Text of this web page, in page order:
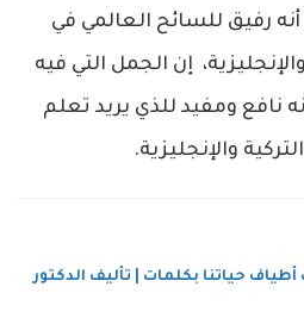
أنه رفيق للسائح العالمي في
إن الجمل التي فيه
نافع ومفيد للذي يريد تعلم
والإنجليزية.
حياتنا بكلمات | تأليف الدكتور